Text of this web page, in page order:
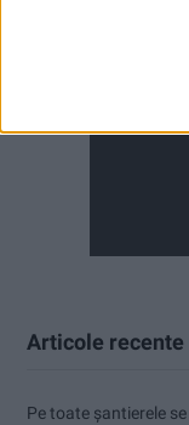
Articole recente
Pe toate șantierele